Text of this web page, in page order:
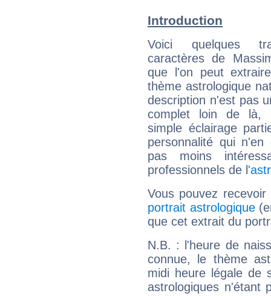
Introduction
Voici quelques
caractères de
que l'on peut
thème astrologique
description n'est pas
complet loin de là,
simple éclairage
personnalité qui n'en
pas moins
professionnels de l'
Vous pouvez
portrait astrologique
que cet extrait du
N.B. : l'heure de
connue, le thème
midi heure légale de
astrologiques n'étant